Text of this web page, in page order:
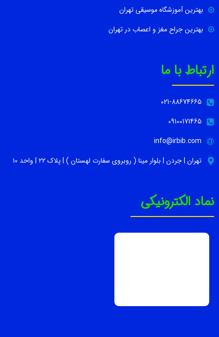
بهترین آموزشگاه موسیقی تهران
بهترین جراح مغز و اعصاب در تهران
ارتباط با ما
021-88674665
09100171465
info@irbib.com
تهران | جردن | بلوار مینا ( روبروی سفارت لهستان ) | پلاک ۲۲ | واحد ۱۰
نماد الکترونیکی